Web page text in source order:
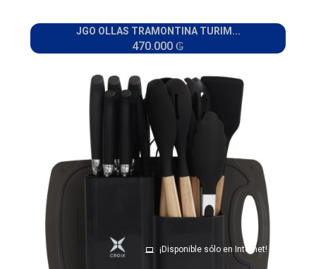
JGO OLLAS TRAMONTINA TURIM...
470.000 ₲
¡Disponible sólo en Internet!